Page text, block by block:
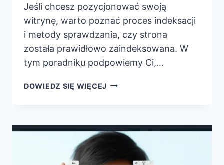
Jeśli chcesz pozycjonować swoją
witrynę, warto poznać proces indeksacji
i metody sprawdzania, czy strona
została prawidłowo zaindeksowana. W
tym poradniku podpowiemy Ci,…
DOWIEDZ SIĘ WIĘCEJJAK
GOOGLE?
PORADNIK